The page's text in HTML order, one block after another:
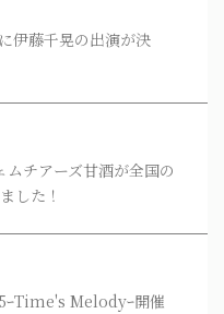
伊藤千晃の出演が決
チアーズ甘酒が全国の
した！
Time's Melodyｰ開催